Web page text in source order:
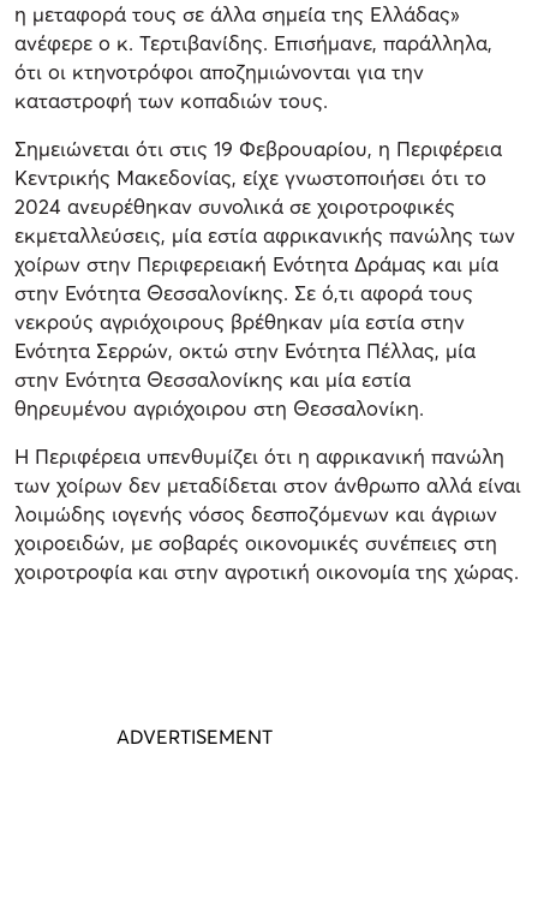
η μεταφορά τους σε άλλα σημεία της Ελλάδας»
ανέφερε ο κ. Τερτιβανίδης. Επισήμανε, παράλληλα,
ότι οι κτηνοτρόφοι αποζημιώνονται για την
καταστροφή των κοπαδιών τους.
Σημειώνεται ότι στις 19 Φεβρουαρίου, η Περιφέρεια
Κεντρικής Μακεδονίας, είχε γνωστοποιήσει ότι το
2024 ανευρέθηκαν συνολικά σε χοιροτροφικές
εκμεταλλεύσεις, μία εστία αφρικανικής πανώλης των
χοίρων στην Περιφερειακή Ενότητα Δράμας και μία
στην Ενότητα Θεσσαλονίκης. Σε ό,τι αφορά τους
νεκρούς αγριόχοιρους βρέθηκαν μία εστία στην
Ενότητα Σερρών, οκτώ στην Ενότητα Πέλλας, μία
στην Ενότητα Θεσσαλονίκης και μία εστία
θηρευμένου αγριόχοιρου στη Θεσσαλονίκη.
Η Περιφέρεια υπενθυμίζει ότι η αφρικανική πανώλη
των χοίρων δεν μεταδίδεται στον άνθρωπο αλλά είναι
λοιμώδης ιογενής νόσος δεσποζόμενων και άγριων
χοιροειδών, με σοβαρές οικονομικές συνέπειες στη
χοιροτροφία και στην αγροτική οικονομία της χώρας.